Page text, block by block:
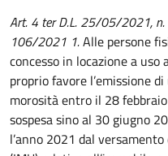
Art. 4 ter D.L. 25/05/2021, n.
106/2021 1.Alle persone
concesso in locazione a
proprio favore l’emissione
morosità entro il 28
sospesa sino al 30 giugno
l’anno 2021 dal